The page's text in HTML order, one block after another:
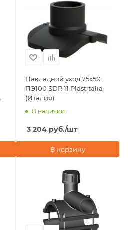
Накладной уход 75х50
ПЭ100 SDR 11 Plastitalia
(Италия)
В наличии
3 204 руб./шт
В корзину